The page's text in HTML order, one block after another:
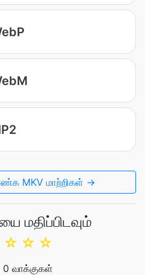
MKV மாற்றிகள் →
மதிப்பிடவும்
☆
☆
☆
0 வாக்குகள்